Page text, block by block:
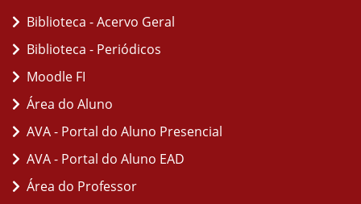
Biblioteca - Acervo Geral
Biblioteca - Periódicos
Moodle FI
Área do Aluno
AVA - Portal do Aluno Presencial
AVA - Portal do Aluno EAD
Área do Professor